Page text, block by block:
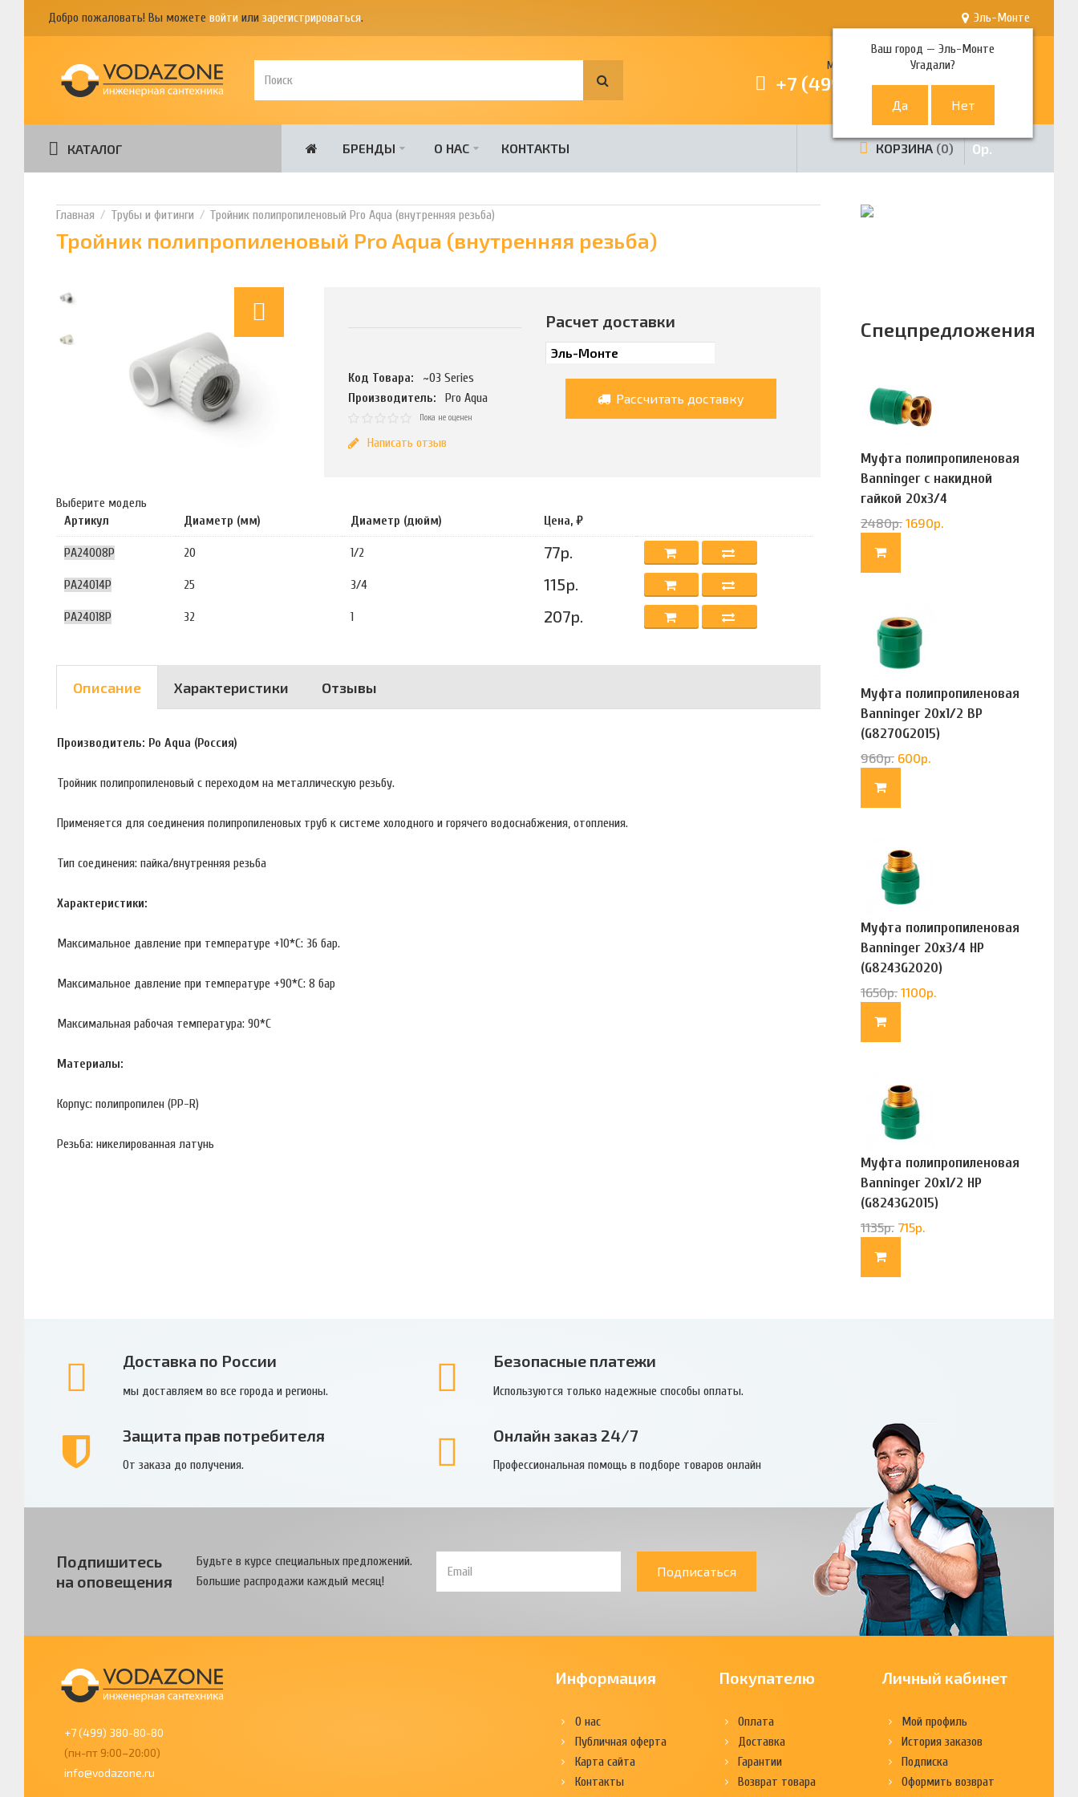
Добро пожаловать! Вы можете войти или зарегистрироваться. Эль-Монте
Ваш город —Эль-Монте
Угадали?
Многоканальный телефон
+7 (499) 380-80-80
КАТАЛОГ БРЕНДЫ О НАС КОНТАКТЫ КОРЗИНА 0 0р.
Трубы и фитинги Тройник полипропиленовый Pro Aqua (внутренняя резьба)
Тройник полипропиленовый Pro Aqua (внутренняя резьба)
Код Товара:
~03 Series
Производитель:
Pro Aqua
Пока не оценен
Написать отзыв
Расчет доставки
Рассчитать доставку
Выберите модель
Артикул
Диаметр (мм) Диаметр (дюйм) Цена, ₽
PA24008P 20 1/2 77р.
PA24014P 25 3/4 115р.
PA24018P 32 1 207р.
Описание Характеристики Отзывы
Производитель: Po Aqua (Россия)
Тройник полипропиленовый с переходом на металлическую резьбу.
Применяется для соединения полипропиленовых труб к системе холодного и горячего водоснабжения, отопления.
Тип соединения: пайка/внутренняя резьба
Характеристики:
Максимальное давление при температуре +10*С: 36 бар.
Максимальное давление при температуре +90*С: 8 бар
Максимальная рабочая температура: 90*С
Материалы:
Корпус: полипропилен (PP-R)
Резьба: никелированная латунь
Спецпредложения
Муфта полипропиленовая
Banninger с накидной
гайкой 20х3/4
(G83322020)
2480р. 1690р.
Муфта полипропиленовая
Banninger 20х1/2 ВР
(G8270G2015)
960р. 600р.
Муфта полипропиленовая
Banninger 20х3/4 НР
(G8243G2020)
1650р. 1100р.
Муфта полипропиленовая
Banninger 20х1/2 НР
(G8243G2015)
1135р. 715р.
Доставка по России
мы доставляем во все города и регионы.
Безопасные платежи
Используются только надежные способы оплаты.
Защита прав потребителя
От заказа до получения.
Онлайн заказ 24/7
Профессиональная помощь в подборе товаров онлайн
Подпишитесь
на оповещения
Будьте в курсе специальных предложений.
Большие распродажи каждый месяц!
Подписаться
+7 (499) 380-80-80
(пн-пт 9:00–20:00)
info@vodazone.ru
Информация
О нас
Публичная оферта
Карта сайта
Контакты
Покупателю
Оплата
Доставка
Гарантии
Возврат товара
Личный кабинет
Мой профиль
История заказов
Подписка
Оформить возврат